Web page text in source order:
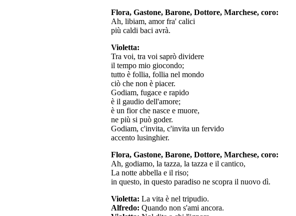
Flora, Gastone, Barone, Dottore, Marchese, coro:
Ah, libiam, amor fra' calici
più caldi baci avrà.
Violetta:
Tra voi, tra voi saprò dividere
il tempo mio giocondo;
tutto è follia, follia nel mondo
ciò che non è piacer.
Godiam, fugace e rapido
è il gaudio dell'amore;
è un fior che nasce e muore,
ne più si può goder.
Godiam, c'invita, c'invita un fervido
accento lusinghier.
Flora, Gastone, Barone, Dottore, Marchese, coro:
Ah, godiamo, la tazza, la tazza e il cantico,
La notte abbella e il riso;
in questo, in questo paradiso ne scopra il nuovo dì.
Violetta: La vita è nel tripudio.
Alfredo: Quando non s'ami ancora.